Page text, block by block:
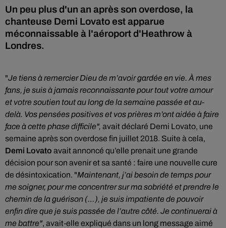
Un peu plus d'un an après son overdose, la
chanteuse Demi Lovato est apparue
méconnaissable à l'aéroport d'Heathrow à
Londres.
"Je tiens à remercier Dieu de m’avoir gardée en vie. À mes
fans, je suis à jamais reconnaissante pour tout votre amour
et votre soutien tout au long de la semaine passée et au-
delà. Vos pensées positives et vos prières m’ont aidée à faire
face à cette phase difficile", avait déclaré Demi Lovato, une
semaine après son overdose fin juillet 2018. Suite à cela,
Demi Lovato avaitannoncé qu’elle prenait une grande
décision pour son avenir et sa santé : faire une nouvelle cure
de désintoxication. "Maintenant, j’ai besoin de temps pour
me soigner, pour me concentrer sur ma sobriété et prendre le
chemin de la guérison (…), je suis impatiente de pouvoir
enfin dire que je suis passée de l’autre côté. Je continuerai à
me battre", avait-elle expliqué dans un long message aimé